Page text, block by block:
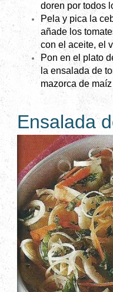
doren por todos
Pela y pica la
añade los
con el aceite, el
Pon en el plato
la ensalada de
mazorca de
Ensalada